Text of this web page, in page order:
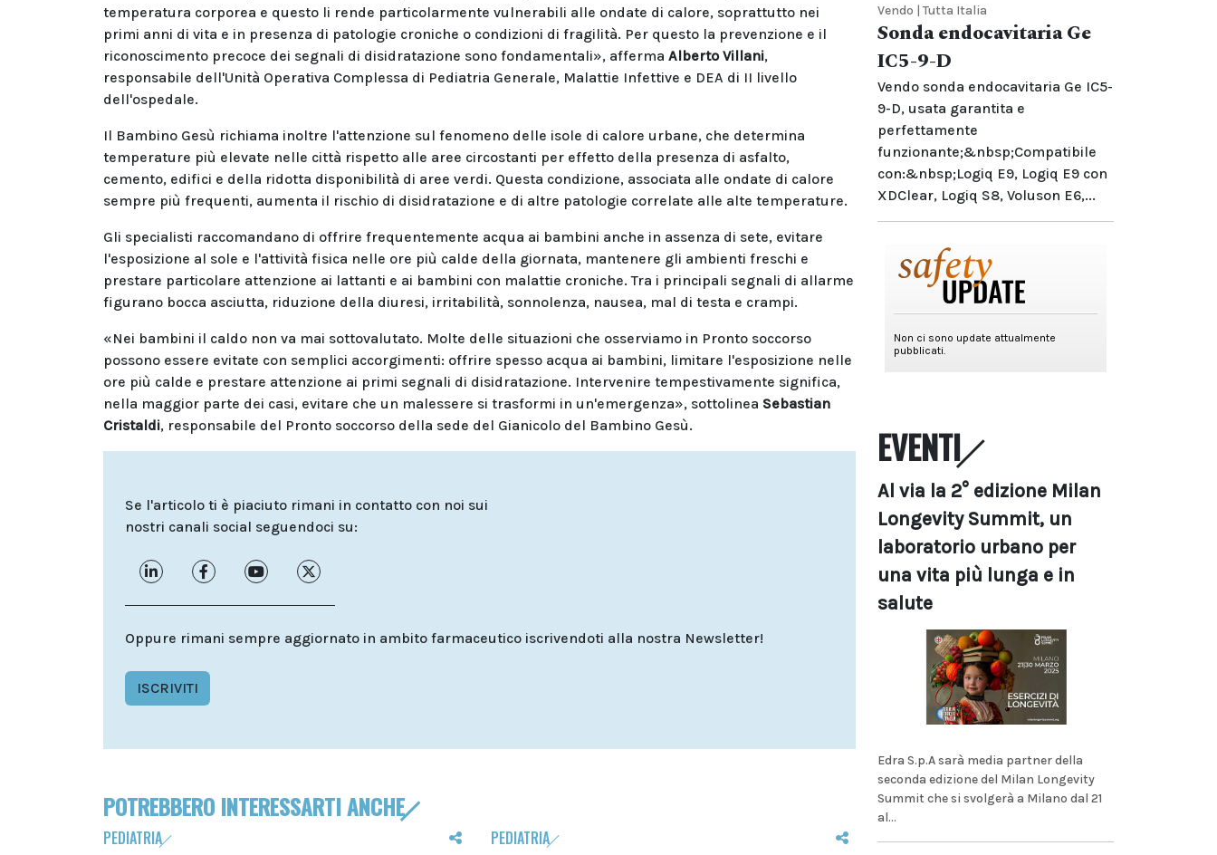
temperatura corporea e questo li rende particolarmente vulnerabili alle ondate di calore, soprattutto nei
primi anni di vita e in presenza di patologie croniche o condizioni di fragilità. Per questo la prevenzione e il
riconoscimento precoce dei segnali di disidratazione sono fondamentali», afferma Alberto Villani,
responsabile dell'Unità Operativa Complessa di Pediatria Generale, Malattie Infettive e DEA di II livello
dell'ospedale.
Il Bambino Gesù richiama inoltre l'attenzione sul fenomeno delle isole di calore urbane, che determina
temperature più elevate nelle città rispetto alle aree circostanti per effetto della presenza di asfalto,
cemento, edifici e della ridotta disponibilità di aree verdi. Questa condizione, associata alle ondate di calore
sempre più frequenti, aumenta il rischio di disidratazione e di altre patologie correlate alle alte temperature.
Gli specialisti raccomandano di offrire frequentemente acqua ai bambini anche in assenza di sete, evitare
l'esposizione al sole e l'attività fisica nelle ore più calde della giornata, mantenere gli ambienti freschi e
prestare particolare attenzione ai lattanti e ai bambini con malattie croniche. Tra i principali segnali di allarme
figurano bocca asciutta, riduzione della diuresi, irritabilità, sonnolenza, nausea, mal di testa e crampi.
«Nei bambini il caldo non va mai sottovalutato. Molte delle situazioni che osserviamo in Pronto soccorso
possono essere evitate con semplici accorgimenti: offrire spesso acqua ai bambini, limitare l'esposizione nelle
ore più calde e prestare attenzione ai primi segnali di disidratazione. Intervenire tempestivamente significa,
nella maggior parte dei casi, evitare che un malessere si trasformi in un'emergenza», sottolinea Sebastian
Cristaldi, responsabile del Pronto soccorso della sede del Gianicolo del Bambino Gesù.
Se l'articolo ti è piaciuto rimani in contatto con noi sui
nostri canali social seguendoci su:
Oppure rimani sempre aggiornato in ambito farmaceutico iscrivendoti alla nostra Newsletter!
ISCRIVITI
POTREBBERO INTERESSARTI ANCHE
PEDIATRIA PEDIATRIA
Vendo | Tutta Italia
Sonda endocavitaria Ge
IC5-9-D
Vendo sonda endocavitaria Ge IC5-
9-D, usata garantita e
perfettamente
funzionante;&nbsp;Compatibile
con:&nbsp;Logiq E9, Logiq E9 con
XDClear, Logiq S8, Voluson E6,...
EVENTI
Al via la 2° edizione Milan
Longevity Summit, un
laboratorio urbano per
una vita più lunga e in
salute
Edra S.p.A sarà media partner della
seconda edizione del Milan Longevity
Summit che si svolgerà a Milano dal 21
al...